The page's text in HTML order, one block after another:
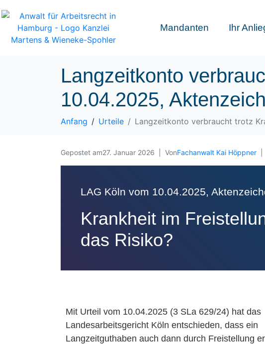
Mandanten Ihr
Langzeitkonto
10.04.2025,
Anfang Urteile Langzeitkonto verbraucht trotz
Gepostet am27. Januar 2026 VonFachanwalt Kai Höppner
LAG Köln vom 10.04.2025,
Krankheit im
das Risiko?
Mit Urteil vom 10.04.2025 (3 SLa 629/24) hat das
Landesarbeitsgericht Köln entschieden, dass ein
Langzeitguthaben auch dann durch Freistellung